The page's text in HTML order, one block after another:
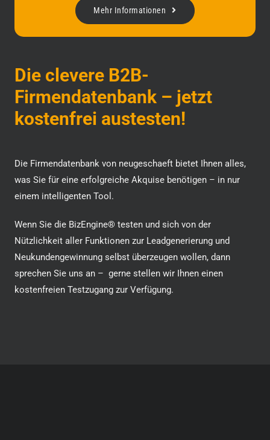
Mehr Informationen
Die clevere B2B-
Firmendatenbank – jetzt
kostenfrei austesten!
Die Firmendatenbank von neugeschaeft bietet Ihnen alles,
was Sie für eine erfolgreiche Akquise benötigen – in nur
einem intelligenten Tool.
Wenn Sie die BizEngine® testen und sich von der
Nützlichkeit aller Funktionen zur Leadgenerierung und
Neukundengewinnung selbst überzeugen wollen, dann
sprechen Sie uns an – gerne stellen wir Ihnen einen
kostenfreien Testzugang zur Verfügung.